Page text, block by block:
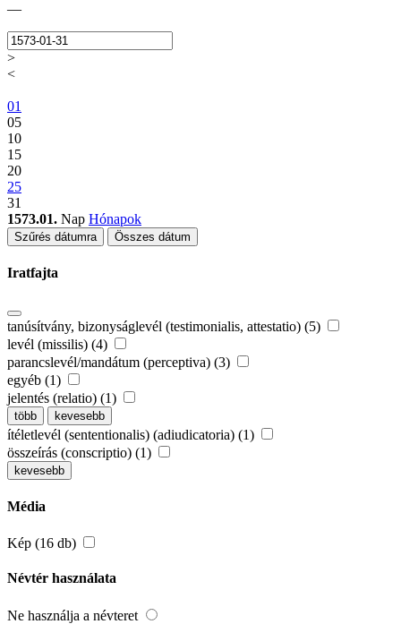
—
>
<
01
05
10
15
20
25
31
1573.01. Nap Hónapok
Szűrés dátumra Összes dátum
Iratfajta
tanúsítvány, bizonyságlevél (testimonialis, attestatio) (5)
levél (missilis) (4)
parancslevél/mandátum (perceptiva) (3)
egyéb (1)
jelentés (relatio) (1)
több kevesebb
ítéletlevél (sententionalis) (adiudicatoria) (1)
összeírás (conscriptio) (1)
kevesebb
Média
Kép (16 db)
Névtér használata
Ne használja a névteret